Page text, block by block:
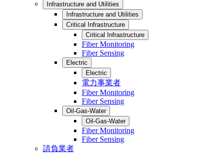
Infrastructure and Utilities
Infrastructure and Utilities
Critical Infrastructure
Critical Infrastructure
Fiber Monitoring
Fiber Sensing
Electric
Electric
電力事業者
Fiber Monitoring
Fiber Sensing
Oil-Gas-Water
Oil-Gas-Water
Fiber Monitoring
Fiber Sensing
請負業者